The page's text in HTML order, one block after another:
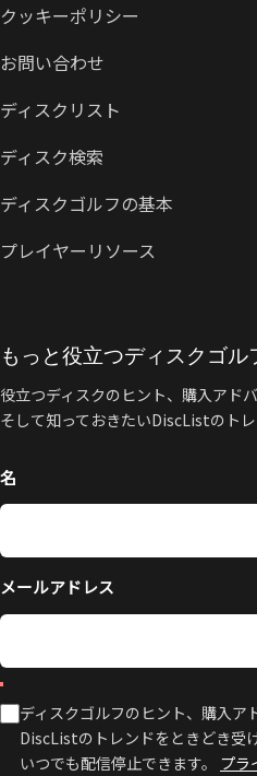
クッキーポリシー
お問い合わせ
ディスクリスト
ディスク検索
ディスクゴルフの基本
プレイヤーリソース
もっと役立つディスクゴ
役立つディスクのヒント、購入アド
そして知っておきたいDiscListのト
名
メールアドレス
ディスクゴルフのヒント、購入ア
DiscListのトレンドをときどき受
いつでも配信停止できます。 プラ